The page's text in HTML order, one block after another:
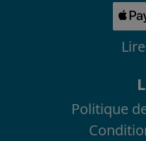
Politique